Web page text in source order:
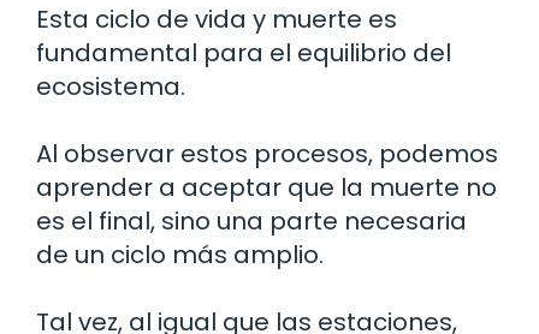
Esta ciclo de vida y muerte es
fundamental para el equilibrio del
ecosistema.
Al observar estos procesos, podemos
aprender a aceptar que la muerte no
es el final, sino una parte necesaria
de un ciclo más amplio.
Tal vez, al igual que las estaciones,